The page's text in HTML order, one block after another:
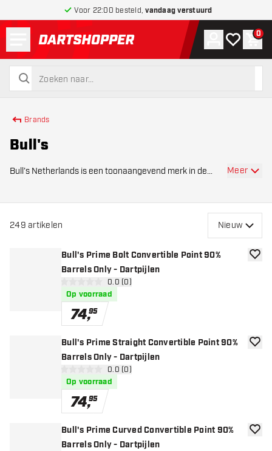
Voor 22:00 besteld,vandaag verstuurd
terug naar home pagina
zoeken
zoeken
Account
Mijn 0
Brands
Bull's
Bull’s Netherlands is een toonaangevend merk in de
Meer
249 artikelen Nieuw
Bull's Prime Bolt Convertible Point 90%
Barrels Only - Dartpijlen
open reviews drawer
0 score sterren0.0 (0)
Op voorraad
74,95
Bull's Prime Straight Convertible Point 90%
Barrels Only - Dartpijlen
open reviews drawer
0 score sterren0.0 (0)
Op voorraad
74,95
Bull's Prime Curved Convertible Point 90%
Barrels Only - Dartpijlen